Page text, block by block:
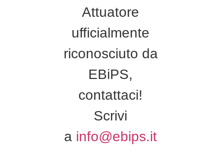
Attuatore
ufficialmente
riconosciuto da
EBiPS,
contattaci!
Scrivi
a info@ebips.it